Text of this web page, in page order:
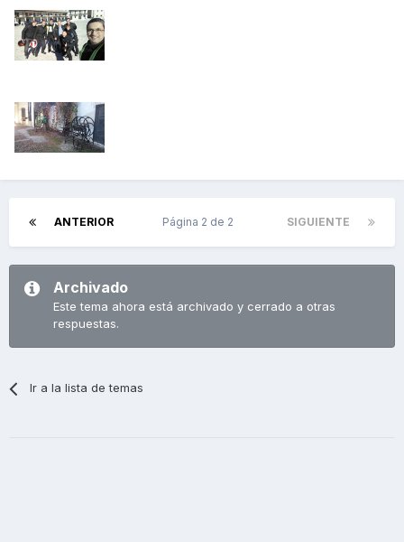
ANTERIOR SIGUIENTE
Página 2 de 2
Archivado
Este tema ahora está archivado y cerrado a otras
respuestas.
Ir a la lista de temas